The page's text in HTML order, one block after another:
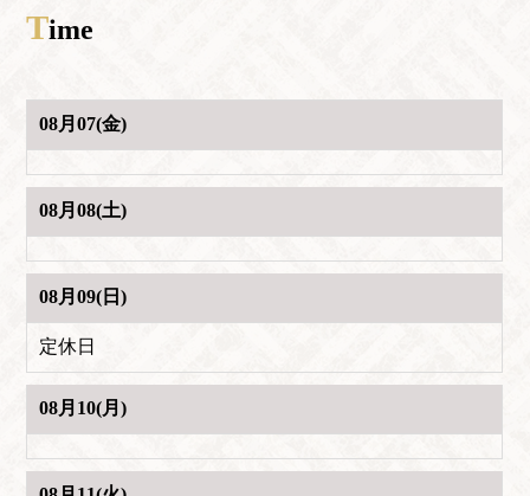
Time
08月07(金)
08月08(土)
08月09(日)
定休日
08月10(月)